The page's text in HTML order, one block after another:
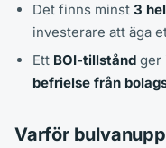
Det finns minst 3
investerare att äga
Ett BOI-tillstånd ger
befrielse från
Varför